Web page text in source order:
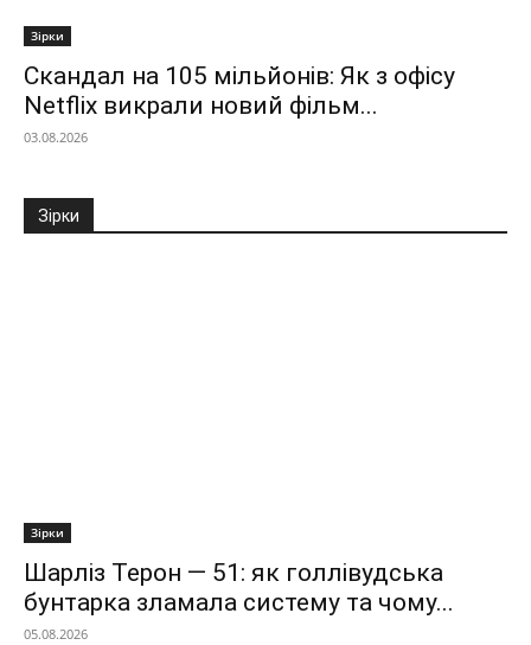
Зірки
Скандал на 105 мільйонів: Як з офісу
Netflix викрали новий фільм...
03.08.2026
Зірки
Зірки
Шарліз Терон — 51: як голлівудська
бунтарка зламала систему та чому...
05.08.2026